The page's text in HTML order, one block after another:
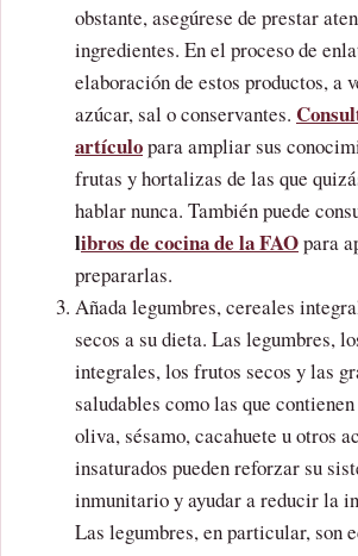
obstante, asegúrese de prestar
ingredientes. En el proceso de
elaboración de estos productos, a
azúcar, sal o conservantes.
artículopara ampliar sus
frutas y hortalizas de las que
hablar nunca. También puede
libros de cocina de la FAOpara
prepararlas.
Añada legumbres, cereales
secos a su dieta. Las legumbres,
integrales, los frutos secos y las
saludables como las que
oliva, sésamo, cacahuete u otros
insaturados pueden reforzar su
inmunitario y ayudar a reducir la
Las legumbres, en particular, son